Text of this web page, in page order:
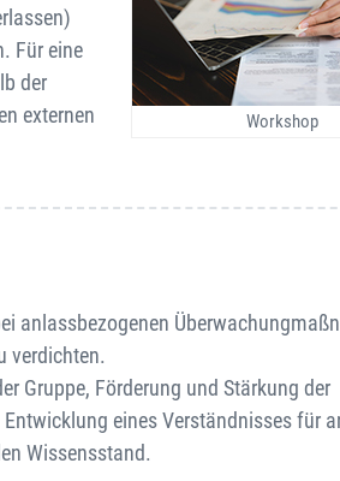
Workshop
Für eine
der
externen
anlassbezogenen
verdichten.
Gruppe, Förderung und Stärkung der
eines Verständnisses für
Wissensstand.